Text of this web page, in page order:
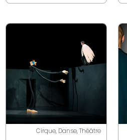
Cirque, Danse, Théâtre